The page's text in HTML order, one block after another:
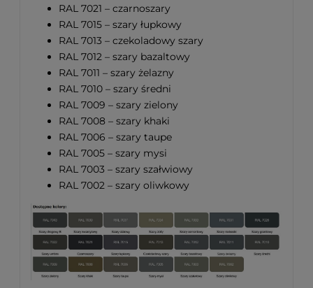
RAL 7021 – czarnoszary
RAL 7015 – szary łupkowy
RAL 7013 – czekoladowy szary
RAL 7012 – szary bazaltowy
RAL 7011 – szary żelazny
RAL 7010 – szary średni
RAL 7009 – szary zielony
RAL 7008 – szary khaki
RAL 7006 – szary taupe
RAL 7005 – szary mysi
RAL 7003 – szary szałwiowy
RAL 7002 – szary oliwkowy